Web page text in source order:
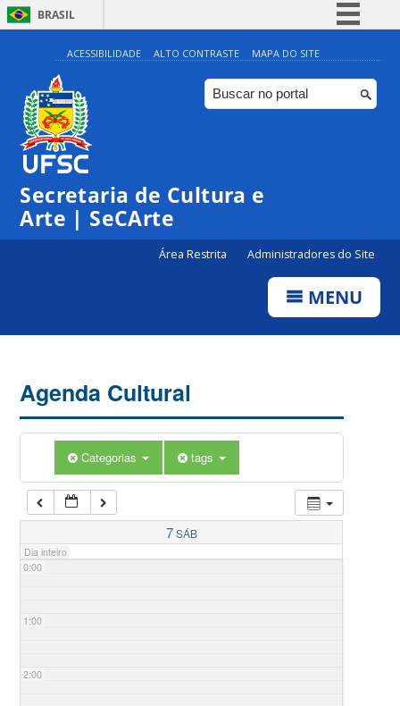
BRASIL
Simplifique!
Comunica BR
Participe
ACESSIBILIDADE ALTO CONTRASTE MAPA DO SITE
Secretaria de Cultura e
Arte | SeCArte
Área Restrita Administradores do Site
MENU
Agenda Cultural
Categorias tags
7SÁB
Dia inteiro
0:00
1:00
2:00